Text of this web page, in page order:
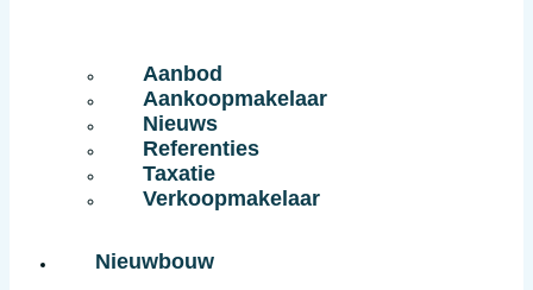
Aanbod
Aankoopmakelaar
Nieuws
Referenties
Taxatie
Verkoopmakelaar
Nieuwbouw